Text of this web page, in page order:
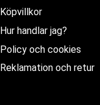
Köpvillkor
Hur handlar jag?
Policy och cookies
Reklamation och retur